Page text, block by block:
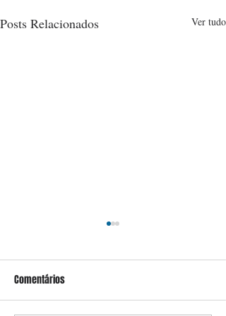
Posts Relacionados Ver tudo
Comentários